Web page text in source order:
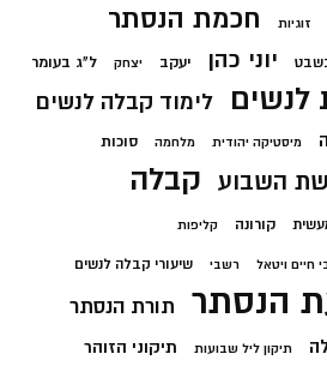
זוגיות חכמת הנסתר
יוני כהן יעקב יצחק ל"ג בעומר
לנשים לימוד קבלה לנשים
מיסטיקה יהודית מלחמה סוכות
השבוע קבלה
קורונה קליפות
חיים ויטאל רשבי שיעורי קבלה לנשים
הנסתר תורת הנסתר
תיקון ליל שבועות תיקוני הזוהר